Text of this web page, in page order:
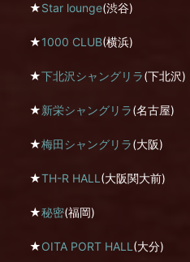
★Star lounge(渋谷)
★1000 CLUB(横浜)
★下北沢シャングリラ(下北沢)
★新栄シャングリラ(名古屋)
★梅田シャングリラ(大阪)
★TH-R HALL (大阪関大前)
★秘密(福岡)
★OITA PORT HALL (大分)